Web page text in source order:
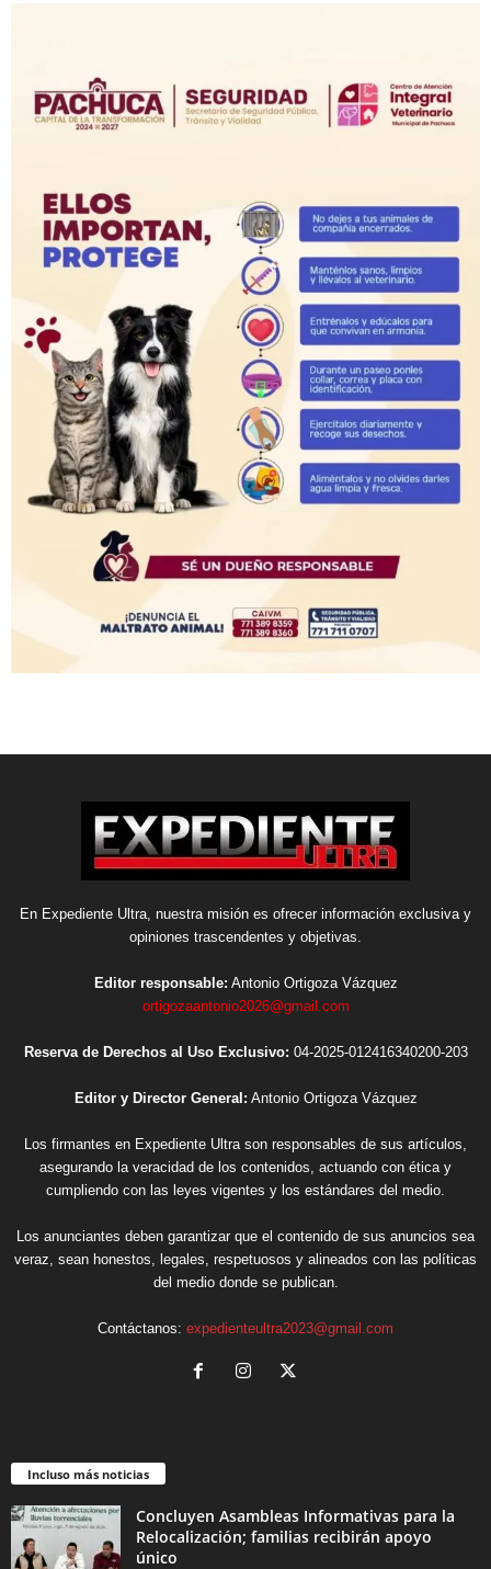
En Expediente Ultra, nuestra misión es ofrecer información exclusiva y
opiniones trascendentes y objetivas.
Editor responsable: Antonio Ortigoza Vázquez
ortigozaantonio2026@gmail.com
Reserva de Derechos al Uso Exclusivo: 04-2025-012416340200-203
Editor y Director General: Antonio Ortigoza Vázquez
Los firmantes en Expediente Ultra son responsables de sus artículos,
asegurando la veracidad de los contenidos, actuando con ética y
cumpliendo con las leyes vigentes y los estándares del medio.
Los anunciantes deben garantizar que el contenido de sus anuncios sea
veraz, sean honestos, legales, respetuosos y alineados con las políticas
del medio donde se publican.
Contáctanos: expedienteultra2023@gmail.com
Incluso más noticias
Concluyen Asambleas Informativas para la
Relocalización; familias recibirán apoyo
único